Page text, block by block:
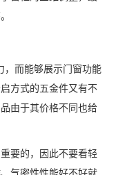
而能够展示门窗功能
方式的五金件又有不
由于其价格不同也给
要的，因此不要看轻